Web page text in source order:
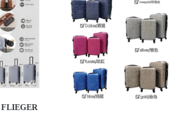
FLIEGER